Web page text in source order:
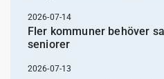
2026-07-14
Fler kommuner behöver
seniorer
2026-07-13